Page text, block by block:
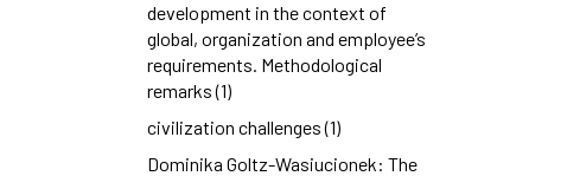
development in the context of
global, organization and employee’s
requirements. Methodological
remarks (1)
civilization challenges (1)
Dominika Goltz-Wasiucionek: The